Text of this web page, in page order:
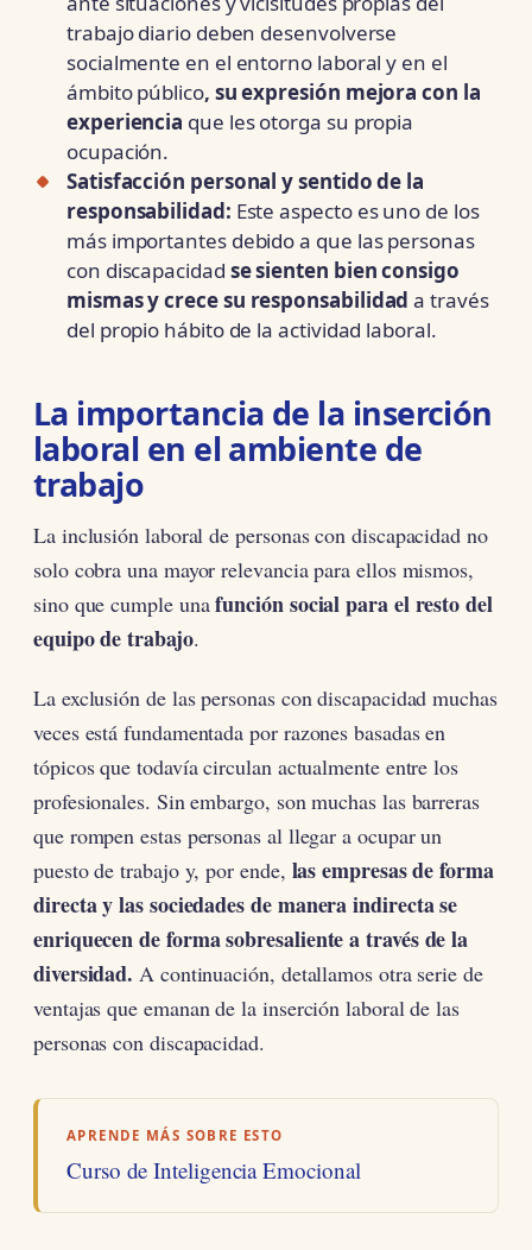
trabajo diario deben desenvolverse
socialmente en el entorno laboral y en el
ámbito público, su expresión mejora con la
experiencia que les otorga su propia
ocupación.
Satisfacción personal y sentido de la
responsabilidad: Este aspecto es uno de los
más importantes debido a que las personas
con discapacidad se sienten bien consigo
mismas y crece su responsabilidada través
del propio hábito de la actividad laboral.
La importancia de la inserción
laboral en el ambiente de
trabajo
La inclusión laboral de personas con discapacidad no
solo cobra una mayor relevancia para ellos mismos,
sino que cumple unafunción social para el resto del
equipo de trabajo.
La exclusión de las personas con discapacidad muchas
veces está fundamentada por razones basadas en
tópicos que todavía circulan actualmente entre los
profesionales. Sin embargo, son muchas las barreras
que rompen estas personas al llegar a ocupar un
puesto de trabajo y, por ende, las empresas de forma
directa y las sociedades de manera indirecta se
enriquecen de forma sobresaliente a través de la
diversidad.A continuación, detallamos otra serie de
ventajas que emanan de la inserción laboral de las
personas con discapacidad.
APRENDE MÁS SOBRE ESTO
Curso de Inteligencia Emocional